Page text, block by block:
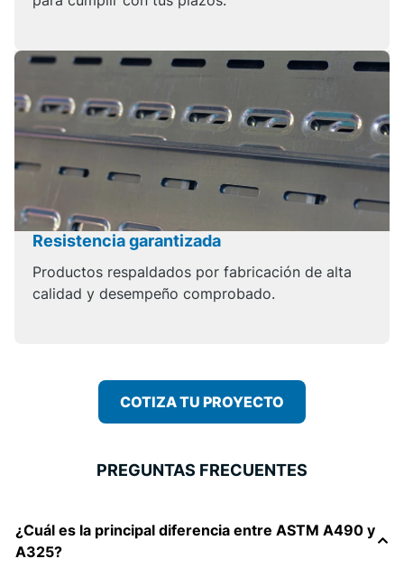
Resistencia garantizada
Productos respaldados por fabricación de alta
calidad y desempeño comprobado.
COTIZA TU PROYECTO
PREGUNTAS FRECUENTES
¿Cuál es la principal diferencia entre ASTM A490 y
A325?